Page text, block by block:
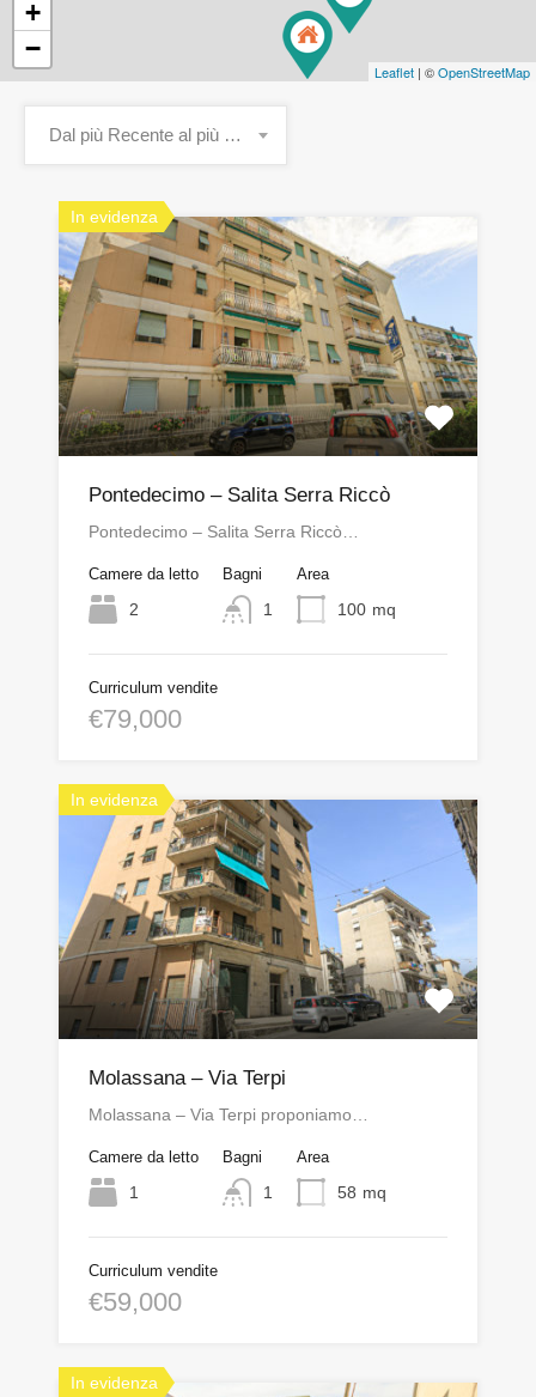
+
−
Leaflet | ©OpenStreetMap
Dal più Recente al più Vecchio
In evidenza
Pontedecimo – Salita Serra Riccò
Pontedecimo – Salita Serra Riccò…
Camere da letto
2
Bagni
1
Area
100 mq
Curriculum vendite
€79,000
In evidenza
Molassana – Via Terpi
Molassana – Via Terpi proponiamo…
Camere da letto
1
Bagni
1
Area
58 mq
Curriculum vendite
€59,000
In evidenza